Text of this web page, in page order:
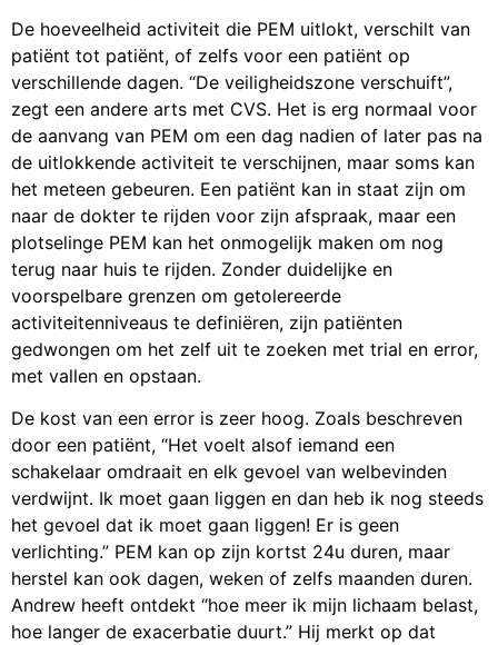
De hoeveelheid activiteit die PEM uitlokt, verschilt van
patiënt tot patiënt, of zelfs voor een patiënt op
verschillende dagen. “De veiligheidszone verschuift”,
zegt een andere arts met CVS. Het is erg normaal voor
de aanvang van PEM om een dag nadien of later pas na
de uitlokkende activiteit te verschijnen, maar soms kan
het meteen gebeuren. Een patiënt kan in staat zijn om
naar de dokter te rijden voor zijn afspraak, maar een
plotselinge PEM kan het onmogelijk maken om nog
terug naar huis te rijden. Zonder duidelijke en
voorspelbare grenzen om getolereerde
activiteitenniveaus te definiëren, zijn patiënten
gedwongen om het zelf uit te zoeken met trial en error,
met vallen en opstaan.
De kost van een error is zeer hoog. Zoals beschreven
door een patiënt, “Het voelt alsof iemand een
schakelaar omdraait en elk gevoel van welbevinden
verdwijnt. Ik moet gaan liggen en dan heb ik nog steeds
het gevoel dat ik moet gaan liggen! Er is geen
verlichting.” PEM kan op zijn kortst 24u duren, maar
herstel kan ook dagen, weken of zelfs maanden duren.
Andrew heeft ontdekt “hoe meer ik mijn lichaam belast,
hoe langer de exacerbatie duurt.” Hij merkt op dat